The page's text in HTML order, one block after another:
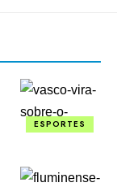
ESPORTES